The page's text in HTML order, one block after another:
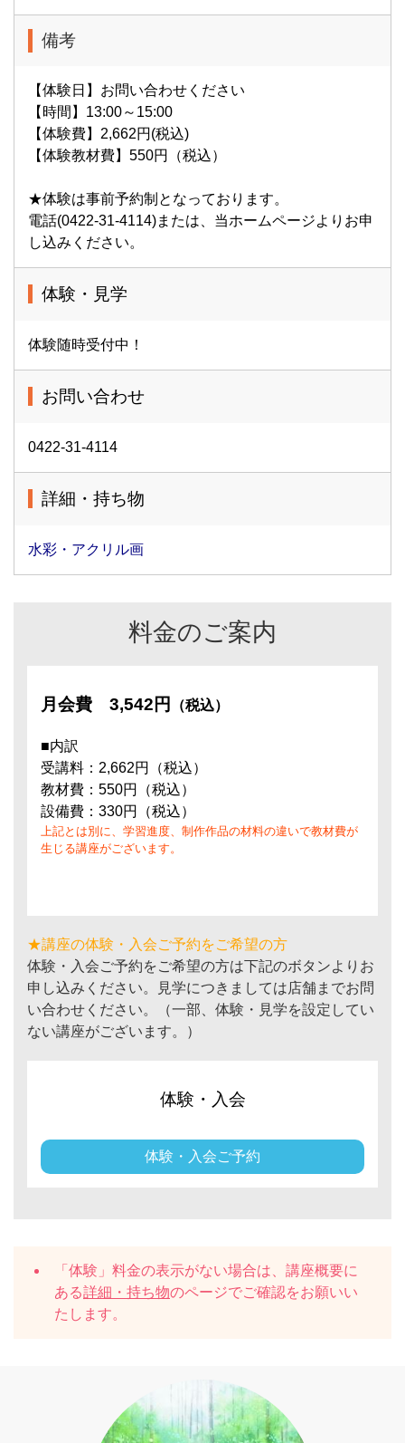
備考
【体験日】お問い合わせください
【時間】13:00～15:00
【体験費】2,662円(税込)
【体験教材費】550円（税込）
★体験は事前予約制となっております。
電話(0422-31-4114)または、当ホームページよりお申
し込みください。
体験・見学
体験随時受付中！
お問い合わせ
0422-31-4114
詳細・持ち物
水彩・アクリル画
料金のご案内
月会費 3,542円 （税込）
■内訳
受講料：2,662円（税込）
教材費：550円（税込）
設備費：330円（税込）
上記とは別に、学習進度、制作作品の材料の違いで教材費が
生じる講座がございます。
★講座の体験・入会ご予約をご希望の方
体験・入会ご予約をご希望の方は下記のボタンよりお
申し込みください。見学につきましては店舗までお問
い合わせください。（一部、体験・見学を設定してい
ない講座がございます。）
体験・入会
体験・入会ご予約
「体験」料金の表示がない場合は、講座概要に
ある詳細・持ち物のページでご確認をお願いい
たします。